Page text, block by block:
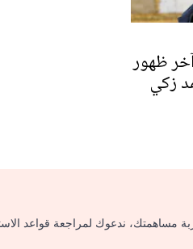
ظهور
زكي
مساهمتك، ندعوك لمراجعة قواعد